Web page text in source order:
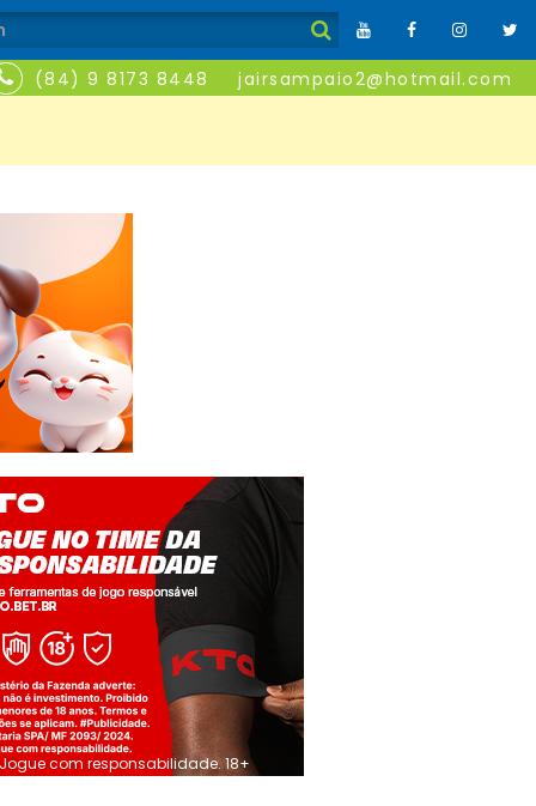
(84) 9 8173 8448 jairsampaio2@hotmail.com
Jogue com responsabilidade. 18+